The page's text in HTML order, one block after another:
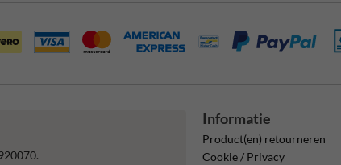
Informatie
Product(en) retourneren
Cookie / Privacy